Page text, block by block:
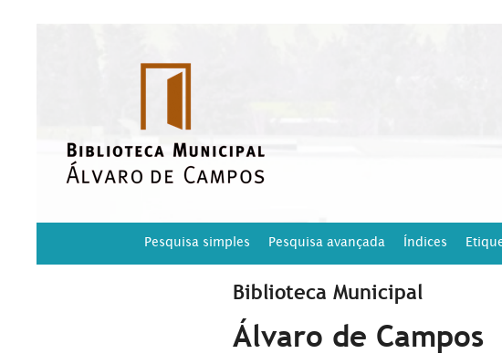
Pesquisa simples Pesquisa avançada Índices
Biblioteca Municipal
Álvaro de Campos